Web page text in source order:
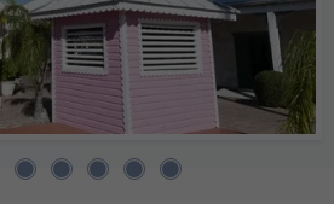
Ημέρα 7η
Άγιος Χριστόφορος και
Νέβις
8:00